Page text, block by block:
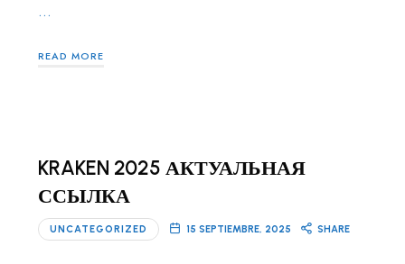
…
READ MORE
KRAKEN 2025 АКТУАЛЬНАЯ
ССЫЛКА
UNCATEGORIZED 15 SEPTIEMBRE, 2025 SHARE